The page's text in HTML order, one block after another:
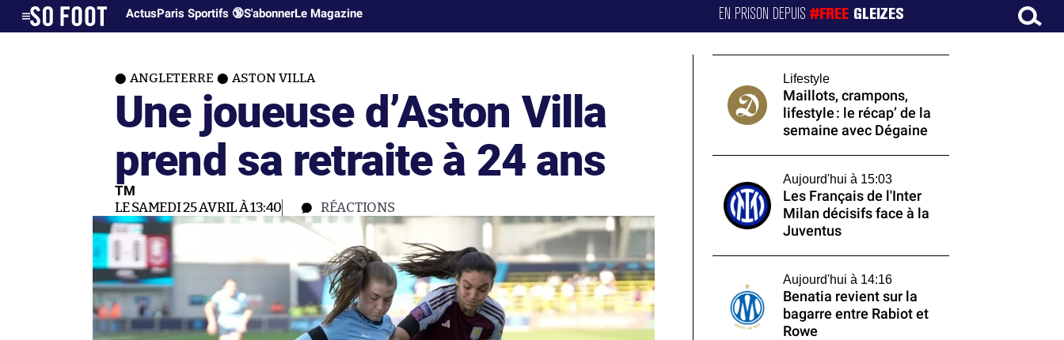
ActusParis Sportifs 🔞S'abonnerLe Magazine EN PRISON DEPUIS#FREE GLEIZES
ANGLETERRE ASTON VILLA
Une joueuse d’Aston Villa
prend sa retraite à 24 ans
TM
LE SAMEDI 25 AVRIL À 13:40 RÉACTIONS
Lifestyle
Maillots, crampons,
lifestyle : le récap’ de la
semaine avec Dégaine
Aujourd'hui à 15:03
Les Français de l'Inter
Milan décisifs face à la
Juventus
Aujourd'hui à 14:16
Benatia revient sur la
bagarre entre Rabiot et
Rowe